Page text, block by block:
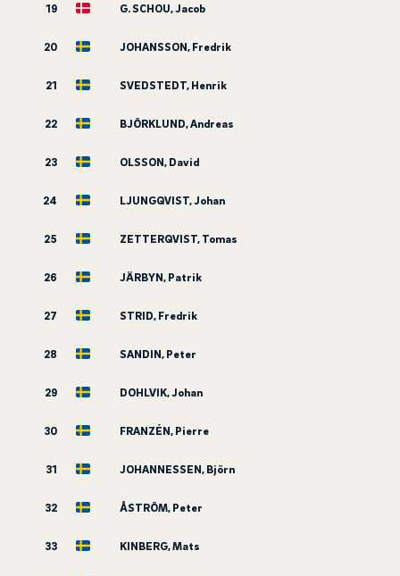
19 G. SCHOU, Jacob
20 JOHANSSON, Fredrik
21 SVEDSTEDT, Henrik
22 BJÖRKLUND, Andreas
23 OLSSON, David
24 LJUNGQVIST, Johan
25 ZETTERQVIST, Tomas
26 JÄRBYN, Patrik
27 STRID, Fredrik
28 SANDIN, Peter
29 DOHLVIK, Johan
30 FRANZÉN, Pierre
31 JOHANNESSEN, Björn
32 ÅSTRÖM, Peter
33 KINBERG, Mats